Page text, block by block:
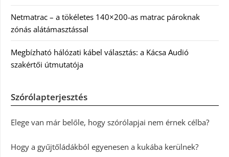
Netmatrac – a tökéletes 140×200-as matrac pároknak
zónás alátámasztással
Megbízható hálózati kábel választás: a Kácsa Audió
szakértői útmutatója
Szórólapterjesztés
Elege van már belőle, hogy szórólapjai nem érnek célba?
Hogy a gyűjtőládákból egyenesen a kukába kerülnek?